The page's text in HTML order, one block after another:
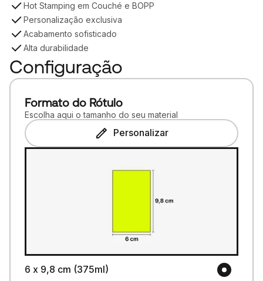
Hot Stamping em Couché e BOPP
Personalização exclusiva
Acabamento sofisticado
Alta durabilidade
Configuração
Formato do Rótulo
Escolha aqui o tamanho do seu material
Personalizar
6 x 9,8 cm (375ml)